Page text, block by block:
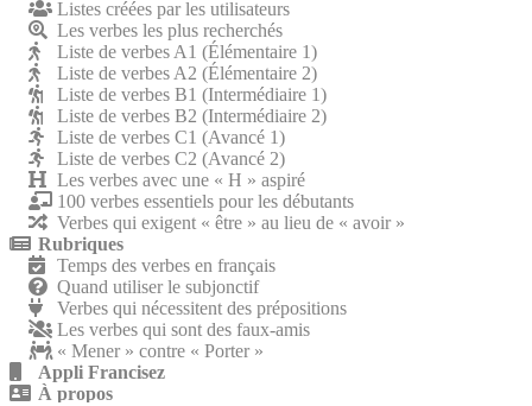
Listes créées par les utilisateurs
Les verbes les plus recherchés
Liste de verbes A1 (Élémentaire 1)
Liste de verbes A2 (Élémentaire 2)
Liste de verbes B1 (Intermédiaire 1)
Liste de verbes B2 (Intermédiaire 2)
Liste de verbes C1 (Avancé 1)
Liste de verbes C2 (Avancé 2)
Les verbes avec une « H » aspiré
100 verbes essentiels pour les débutants
Verbes qui exigent « être » au lieu de « avoir »
Rubriques
Temps des verbes en français
Quand utiliser le subjonctif
Verbes qui nécessitent des prépositions
Les verbes qui sont des faux-amis
« Mener » contre « Porter »
Appli Francisez
À propos